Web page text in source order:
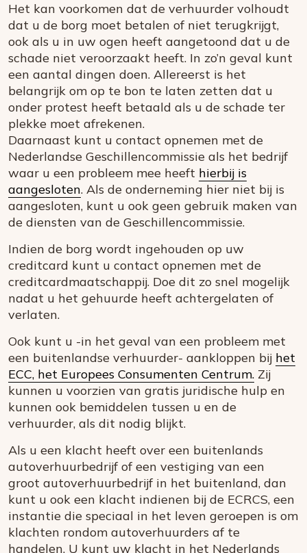
Het kan voorkomen dat de verhuurder volhoudt
dat u de borg moet betalen of niet terugkrijgt,
ook als u in uw ogen heeft aangetoond dat u de
schade niet veroorzaakt heeft. In zo’n geval kunt
een aantal dingen doen. Allereerst is het
belangrijk om op te bon te laten zetten dat u
onder protest heeft betaald als u de schade ter
plekke moet afrekenen.
Daarnaast kunt u contact opnemen met de
Nederlandse Geschillencommissie als het bedrijf
waar u een probleem mee heeft hierbij is
aangesloten. Als de onderneming hier niet bij is
aangesloten, kunt u ook geen gebruik maken van
de diensten van de Geschillencommissie.
Indien de borg wordt ingehouden op uw
creditcard kunt u contact opnemen met de
creditcardmaatschappij. Doe dit zo snel mogelijk
nadat u het gehuurde heeft achtergelaten of
verlaten.
Ook kunt u -in het geval van een probleem met
een buitenlandse verhuurder- aankloppen bij het
ECC, het Europees Consumenten Centrum. Zij
kunnen u voorzien van gratis juridische hulp en
kunnen ook bemiddelen tussen u en de
verhuurder, als dit nodig blijkt.
Als u een klacht heeft over een buitenlands
autoverhuurbedrijf of een vestiging van een
groot autoverhuurbedrijf in het buitenland, dan
kunt u ook een klacht indienen bij de ECRCS, een
instantie die speciaal in het leven geroepen is om
klachten rondom autoverhuurders af te
handelen. U kunt uw klacht in het Nederlands